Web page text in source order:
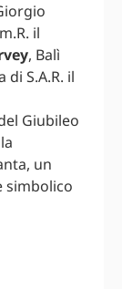
il
, Balì
S.A.R. il
Giubileo
un
simbolico